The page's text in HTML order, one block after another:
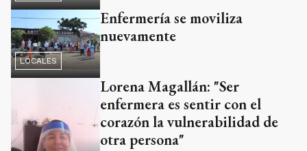
LOCALES
Enfermería se moviliza
nuevamente
Lorena Magallán: "Ser
enfermera es sentir con el
corazón la vulnerabilidad de
otra persona"